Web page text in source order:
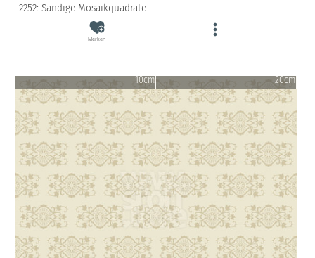
2252: Sandige Mosaikquadrate
Merken
10cm 20cm